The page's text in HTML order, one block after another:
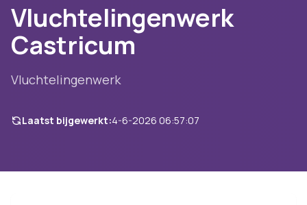
Vluchtelingenwerk
Castricum
Vluchtelingenwerk
Laatst bijgewerkt:4-6-2026 06:57:07